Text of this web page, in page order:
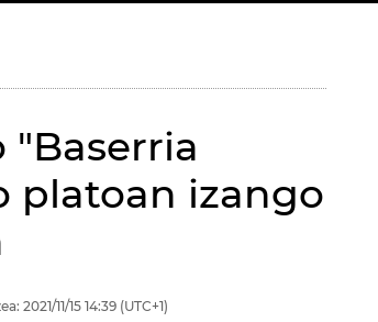
"Baserria
platoan izango
2021/11/15 14:39 (UTC+1)